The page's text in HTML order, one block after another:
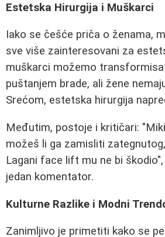
Estetska Hirurgija i Muškarci
Iako se češće priča o ženama,
sve više zainteresovani za
muškarci možemo
puštanjem brade, ali žene
Srećom, estetska hirurgija
Međutim, postoje i kritičari:
možeš li ga zamisliti
Lagani face lift mu ne bi
jedan komentator.
Kulturne Razlike i Modni
Zanimljivo je primetiti kako se